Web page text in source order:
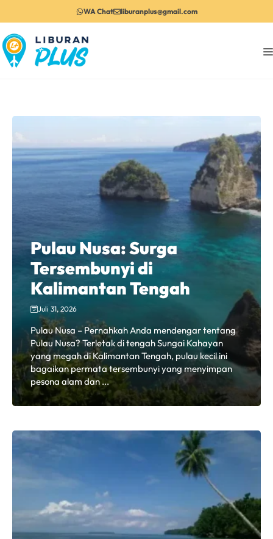
ke
isi
WA Chat liburanplus@gmail.com
Pulau Nusa: Surga
Tersembunyi di
Kalimantan Tengah
Juli 31, 2026
Pulau Nusa – Pernahkah Anda mendengar tentang
Pulau Nusa? Terletak di tengah Sungai Kahayan
yang megah di Kalimantan Tengah, pulau kecil ini
bagaikan permata tersembunyi yang menyimpan
pesona alam dan ...